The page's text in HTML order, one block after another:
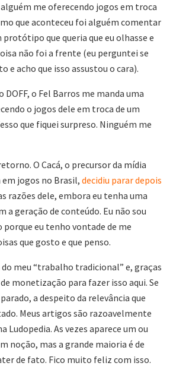
me oferecendo jogos em troca
que aconteceu foi alguém comentar
que queria que eu olhasse e
não foi a frente (eu perguntei se
e acho que isso assustou o cara).
DOFF, o Fel Barros me manda uma
o jogos dele em troca de um
que fiquei surpreso. Ninguém me
O Cacá, o precursor da mídia
jogos no Brasil, decidiu parar depois
razões dele, embora eu tenha uma
a geração de conteúdo. Eu não sou
porque eu tenho vontade de me
que gosto e que penso.
meu “trabalho tradicional” e, graças
monetização para fazer isso aqui. Se
a despeito da relevância que
Meus artigos são razoavelmente
Ludopedia. As vezes aparece um ou
noção, mas a grande maioria é de
de fato. Fico muito feliz com isso.